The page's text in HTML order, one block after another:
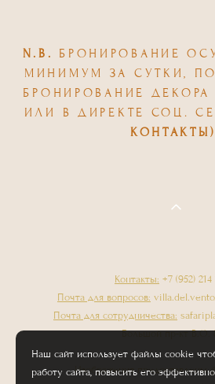
N.B.
БРОНИРОВАНИЕ
МИНИМУМ ЗА СУТКИ,
БРОНИРОВАНИЕ ДЕКОРА
ИЛИ В ДИРЕКТЕ СОЦ.
Контакты: +7 (952) 214
Почта для вопросов:
Почта для сотрудничества:
Большой пр-кт В.О.
Изображения предоставлены
Наш сайт использует файлы cookie
работу сайта, повысить его